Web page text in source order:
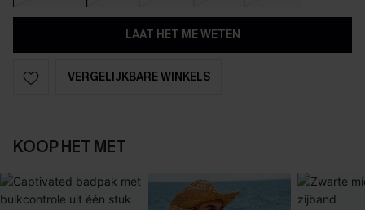
LAAT HET ME WETEN
VERGELIJKBARE WINKELS
KOOP HET MET